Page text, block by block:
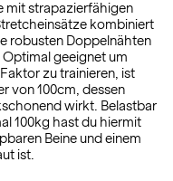
mit strapazierfähigen
kombiniert
robusten Doppelnähten
Optimal geeignet um
zu trainieren, ist
von 100cm, dessen
wirkt. Belastbar
100kg hast du hiermit
Beine und einem
ist.